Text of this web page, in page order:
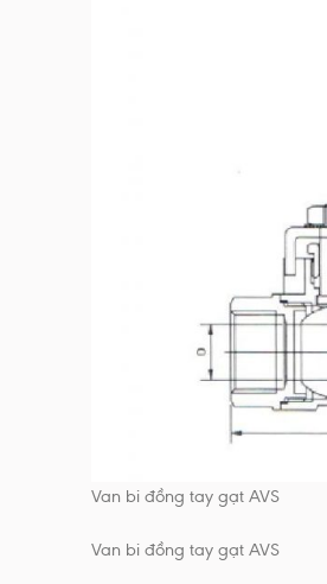
Van bi đồng tay gạt AVS
Van bi đồng tay gạt AVS